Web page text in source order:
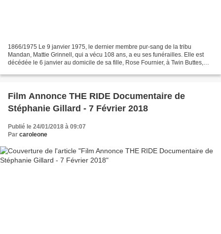
1866/1975 Le 9 janvier 1975, le dernier membre pur-sang de la tribu
Mandan, Mattie Grinnell, qui a vécu 108 ans, a eu ses funérailles. Elle est
décédée le 6 janvier au domicile de sa fille, Rose Fournier, à Twin Buttes,
Film Annonce THE RIDE Documentaire de
Stéphanie Gillard - 7 Février 2018
Publié le 24/01/2018 à 09:07
Par caroleone